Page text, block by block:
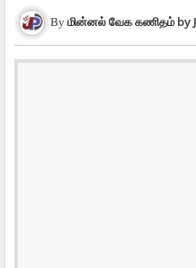
மின்னல் வேக கணிதம் by